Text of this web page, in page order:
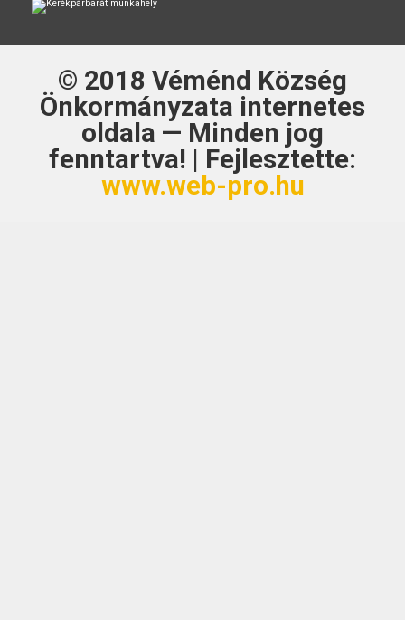
© 2018 Véménd Község
Önkormányzata internetes
oldala — Minden jog
fenntartva! | Fejlesztette:
www.web-pro.hu